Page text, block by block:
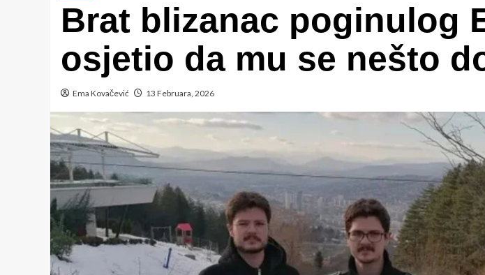
Brat blizanac poginulog
osjetio da mu se nešto
Ema Kovačević 13 Februara, 2026